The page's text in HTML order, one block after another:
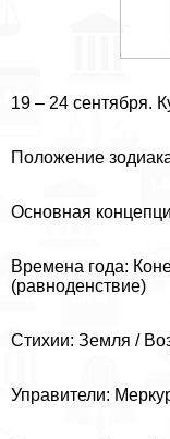
19 – 24 сентября.
Положение
Основная
Времена года:
(равноденствие)
Стихии: Земля /
Управители: